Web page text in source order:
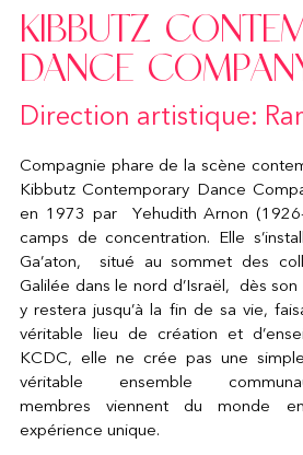
KIBBUTZ
DANCE
Direction artistique:
Compagnie phare de la scène
Kibbutz Contemporary Dance
en 1973 par Yehudith Arnon
camps de concentration. Elle
Ga’aton, situé au sommet des
Galilée dans le nord d’Israël, dès
y restera jusqu’à la fin de sa vie,
véritable lieu de création et
KCDC, elle ne crée pas une
véritable ensemble
membres viennent du monde
expérience unique.